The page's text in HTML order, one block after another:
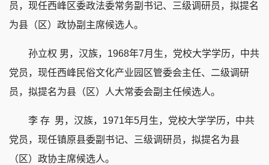
员，现任西峰区委政法委常务副书记、三级调研员，拟提名
为县（区）政协副主席候选人。
孙立权 男，汉族，1968年7月生，党校大学学历，中共
党员，现任西峰民俗文化产业园区管委会主任、二级调研
员，拟提名为县（区）人大常委会副主任候选人。
李 存 男，汉族，1971年5月生，党校大学学历，中共
党员，现任镇原县委副书记、三级调研员，拟提名为县
（区）政协主席候选人。